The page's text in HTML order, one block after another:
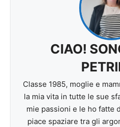
CIAO!
Classe 1985, moglie e
la mia vita in tutte le sue
mie passioni e le ho fatte
piace spaziare tra gli